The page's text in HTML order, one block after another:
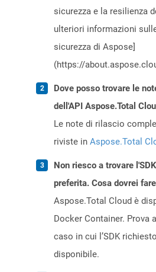
sicurezza e la resilienza
ulteriori informazioni
sicurezza di Aspose]
(https://
Dove posso trovare le
dell'API Aspose.Total
Le note di rilascio
riviste in Aspose.Total
Non riesco a trovare
preferita. Cosa dovrei
Aspose.Total Cloud è
Docker Container. Prova
caso in cui l’SDK
disponibile.